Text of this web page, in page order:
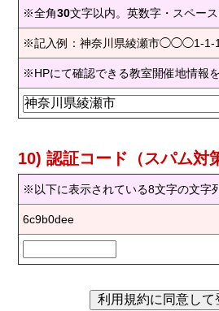
※全角30文字以内。英数字・スペース
※記入例：神奈川県綾瀬市◯◯◯1-1-1
※HPにて確認できる教室開催地情報
10) 認証コード（スパム対
※以下に表示されている8文字の文字
6c9b0dee